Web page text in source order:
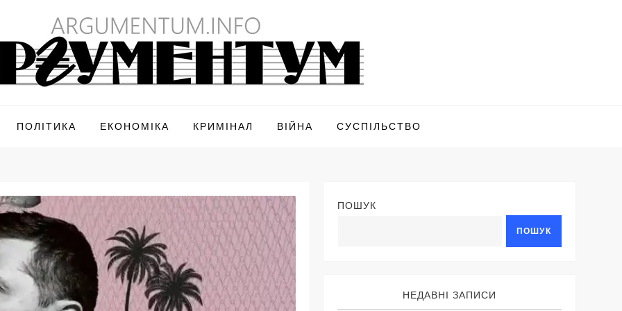
ПОЛІТИКА ЕКОНОМІКА КРИМІНАЛ ВІЙНА СУСПІЛЬСТВО
ПОШУК
ПОШУК
НЕДАВНІ ЗАПИСИ